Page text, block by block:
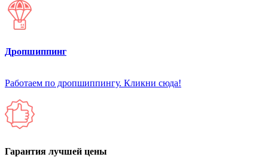
Дропшиппинг
Работаем по дропшиппингу. Кликни сюда!
Гарантия лучшей цены